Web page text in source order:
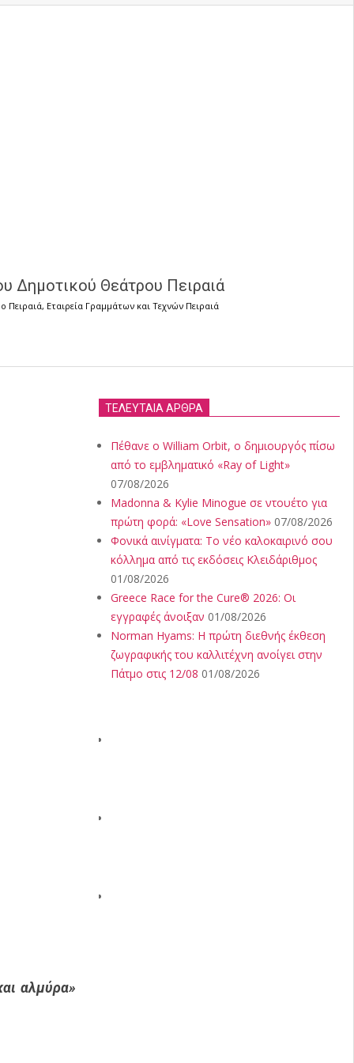
Δημοτικού Θεάτρου Πειραιά
Πειραιά, Εταιρεία Γραμμάτων και Τεχνών Πειραιά
αλμύρα»
ΤΕΛΕΥΤΑΙΑ ΑΡΘΡΑ
Πέθανε ο William Orbit, ο δημιουργός πίσω
από το εμβληματικό «Ray of Light»
07/08/2026
Madonna & Kylie Minogue σε ντουέτο για
πρώτη φορά: «Love Sensation» 07/08/2026
Φονικά αινίγματα: Το νέο καλοκαιρινό σου
κόλλημα από τις εκδόσεις Κλειδάριθμος
01/08/2026
Greece Race for the Cure® 2026: Οι
εγγραφές άνοιξαν 01/08/2026
Norman Hyams: Η πρώτη διεθνής έκθεση
ζωγραφικής του καλλιτέχνη ανοίγει στην
Πάτμο στις 12/08 01/08/2026